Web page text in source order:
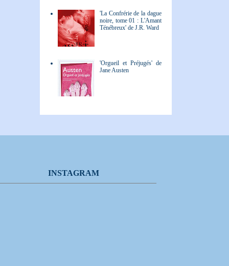
'La Confrérie de la dague
noire, tome 01 : L'Amant
Ténébreux' de J.R. Ward
'Orgueil et Préjugés' de
Jane Austen
INSTAGRAM